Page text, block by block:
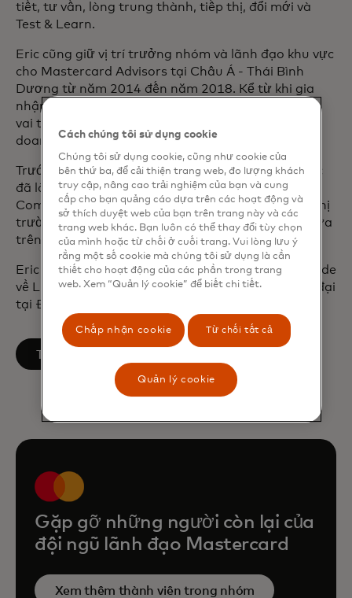
tiết, tư vấn, lòng trung thành, tiếp thị, đổi mới và
Test & Learn.
Eric cũng giữ vị trí trưởng nhóm và lãnh đạo khu vực
cho Mastercard Advisors tại Châu Á - Thái Bình
Dương từ năm 2014 đến năm 2018. Kể từ khi gia
nhập Mastercard vào năm 2001, Eric đã giữ nhiều
vai trò khác nhau tại Hoa Kỳ và giúp thành lập
doanh nghiệp dịch vụ của công ty.
Trước khi gia nhập Mastercard vào năm 2001, Eric
đã làm việc tại công ty tư vấn Edgar, Dunn &
Company, nơi ông chuyên về chiến lược gia nhập thị
trường, phân tích trao đổi và nghiên cứu chi phí dựa
trên hoạt động trong ngành thanh toán.
Eric lấy bằng Cử nhân Nghệ thuật magna cum laude
về Lịch sử tại Cornell và bằng Tiến sĩ Lịch sử Hiện đại
tại Đại học Oxford.
Theo dõi trên LinkedIn
opens in a new tab
Gặp gỡ những người còn lại của
đội ngũ lãnh đạo Mastercard
Xem thêm thành viên trong nhóm
Cách chúng tôi sử dụng cookie
Chúng tôi sử dụng cookie, cũng như cookie của
bên thứ ba, để cải thiện trang web, đo lượng khách
truy cập, nâng cao trải nghiệm của bạn và cung
cấp cho bạn quảng cáo dựa trên các hoạt động và
sở thích duyệt web của bạn trên trang này và các
trang web khác. Bạn luôn có thể thay đổi tùy chọn
của mình hoặc từ chối ở cuối trang. Vui lòng lưu ý
rằng một số cookie mà chúng tôi sử dụng là cần
thiết cho hoạt động của các phần trong trang
web. Xem “Quản lý cookie” để biết chi tiết.
Chấp nhận cookie Từ chối tất cả
Quản lý cookie